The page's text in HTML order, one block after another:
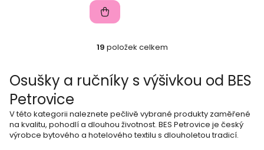
O
l
d
a
19 položek celkem
Osušky a ručníky s výšivkou od BES
Petrovice
V této kategorii naleznete pečlivě vybrané produkty zaměřené
na kvalitu, pohodlí a dlouhou životnost. BES Petrovice je český
výrobce bytového a hotelového textilu s dlouholetou tradicí.